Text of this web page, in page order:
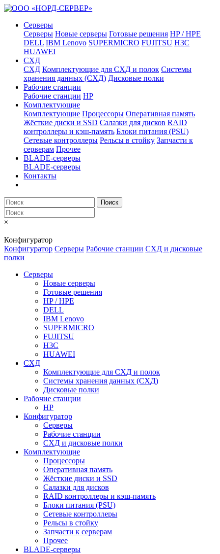
Серверы
Серверы Новые серверы Готовые решения HP / HPE
DELL IBM Lenovo SUPERMICRO FUJITSU H3C
HUAWEI
СХД
СХД Комплектующие для СХД и полок Системы
хранения данных (СХД) Дисковые полки
Рабочие станции
Рабочие станции HP
Комплектующие
Комплектующие Процессоры Оперативная память
Жёсткие диски и SSD Салазки для дисков RAID
контроллеры и кэш-память Блоки питания (PSU)
Сетевые контроллеры Рельсы в стойку Запчасти к
серверам Прочее
BLADE-серверы
BLADE-серверы
Контакты
Поиск
×
Конфигуратор
Конфигуратор Серверы Рабочие станции СХД и дисковые
полки
Серверы
Новые серверы
Готовые решения
HP / HPE
DELL
IBM Lenovo
SUPERMICRO
FUJITSU
H3C
HUAWEI
СХД
Комплектующие для СХД и полок
Системы хранения данных (СХД)
Дисковые полки
Рабочие станции
HP
Конфигуратор
Серверы
Рабочие станции
СХД и дисковые полки
Комплектующие
Процессоры
Оперативная память
Жёсткие диски и SSD
Салазки для дисков
RAID контроллеры и кэш-память
Блоки питания (PSU)
Сетевые контроллеры
Рельсы в стойку
Запчасти к серверам
Прочее
BLADE-серверы